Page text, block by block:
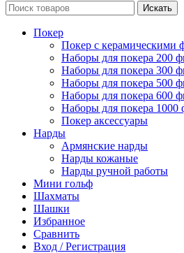
Искать
Покер
Покер с керамическими
Наборы для покера 200
Наборы для покера 300
Наборы для покера 500
Наборы для покера 600
Наборы для покера 1000
Покер аксессуары
Нарды
Армянские нарды
Нарды кожаные
Нарды ручной работы
Мини гольф
Шахматы
Шашки
Избранное
Сравнить
Вход / Регистрация